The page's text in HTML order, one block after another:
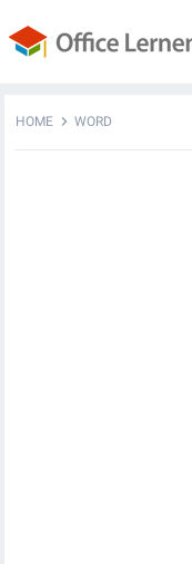
HOME WORD